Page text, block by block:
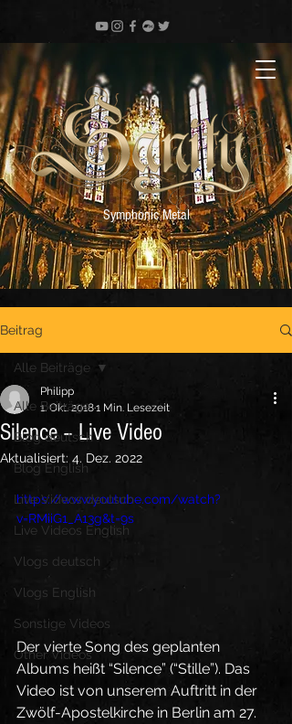
Symphonic Metal
Beitrag
Alle Beiträge
Blog deutsch
Blog English
Live Videos deutsch
Live Videos English
Vlogs deutsch
Vlogs English
Sonstige Videos
Other Videos
Alle Beiträge
Silence – Live Video
Philipp
1. Okt. 20181 Min. Lesezeit
Aktualisiert: 4. Dez. 2022
https://www.youtube.com/watch?
v=RMiiG1_A13g&t=9s
Der vierte Song des geplanten
Albums heißt “Silence” (“Stille”). Das
Video ist von unserem Auftritt in der
Zwölf-Apostelkirche in Berlin am 27.